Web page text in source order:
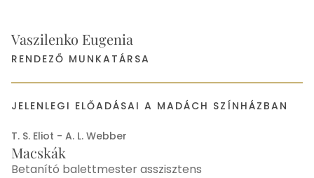
Vaszilenko Eugenia
RENDEZŐ MUNKATÁRSA
JELENLEGI ELŐADÁSAI A MADÁCH SZÍNHÁZBAN
T. S. Eliot - A. L. Webber
Macskák
Betanító balettmester asszisztens